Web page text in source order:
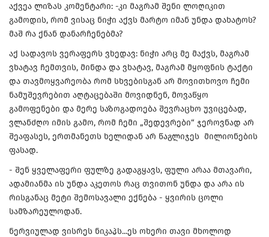
აქვეა ლიზას კომენტარი: -კი მაგრამ შენი ლოღიკით
გამოდის, რომ ვისაც ნიჭი აქვს მარტო იმან უნდა დახატოს?
მაშ რა ქნან დანარჩენებმა?
აქ სადავოს ვერაფერს ვხედავ: ნიჭი არც მე მაქვს, მაგრამ
ვხატავ ჩემთვის, მინდა და ვხატავ, მაგრამ მყოფნის ტაქტი
და თავმოყვარეობა რომ სხვებისგან არ მოვითხოვო ჩემი
ნამუშევრებით აღტაცებაში მოვიდნენ, მოვაწყო
გამოფენები და მერე საზოგადოება შევრაცხო უვიცებად,
ვლანძღო იმის გამო, რომ ჩემი „შედევრები“ ჯეროვნად არ
შეაფასეს, ერთმანეთს ხელიდან არ წაგლიჯეს მილიონების
ფასად.
- შენ ყველაფერი ფულზე გადაგყავს, ფული არაა მთავარი,
ადამიანმა ის უნდა აკეთოს რაც თვითონ უნდა და არა ის
რისგანაც მეტი შემოსავალი ექნება - ყვირის ცოლი
სამზარეულოდან.
ნერვიულად ვისრეს ნიკაპს...ეს ოხერი თავი მხოლოდ